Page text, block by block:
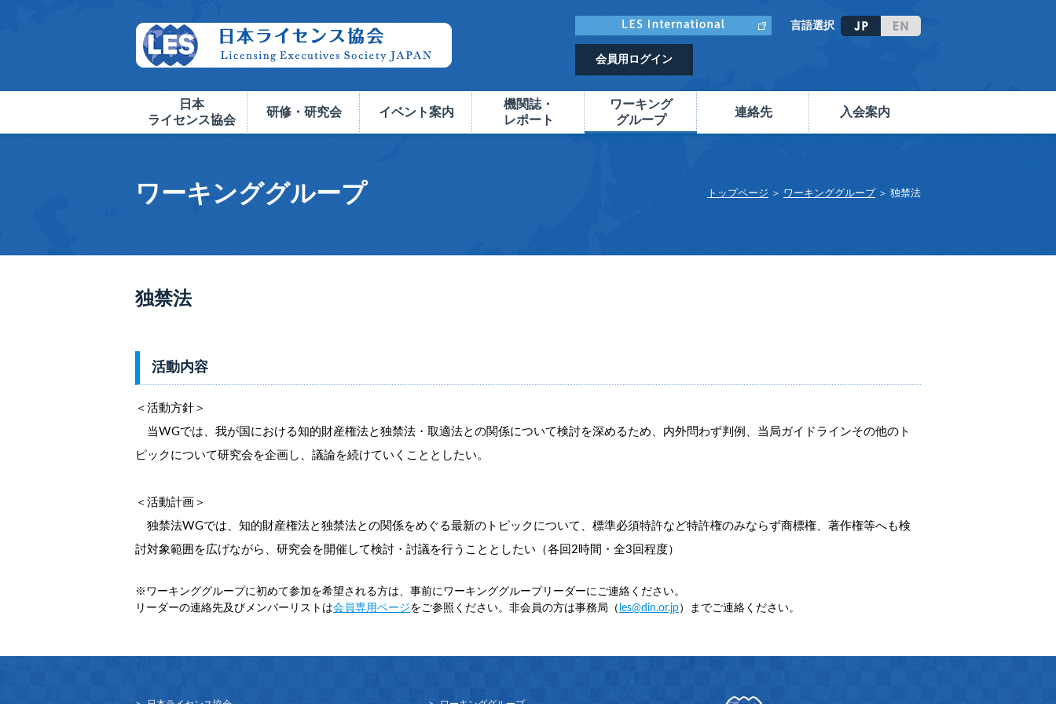
言語選択
会員用ログイン
日本
ライセンス協会
研修・研究会 イベント案内
機関誌・
レポート
ワーキング
グループ
連絡先 入会案内
ワーキンググループ トップページ ＞ ワーキンググループ ＞ 独禁法
独禁法
活動内容
＜活動方針＞
当WGでは、我が国における知的財産権法と独禁法・取適法との関係について検討を深めるため、内外問わず判例、当局ガイドラインその他のト
ピックについて研究会を企画し、議論を続けていくこととしたい。
＜活動計画＞
独禁法WGでは、知的財産権法と独禁法との関係をめぐる最新のトピックについて、標準必須特許など特許権のみならず商標権、著作権等へも検
討対象範囲を広げながら、研究会を開催して検討・討議を行うこととしたい（各回2時間・全3回程度）
※ワーキンググループに初めて参加を希望される方は、事前にワーキンググループリーダーにご連絡ください。
リーダーの連絡先及びメンバーリストは会員専用ページをご参照ください。非会員の方は事務局（ les@din.or.jp）までご連絡ください。